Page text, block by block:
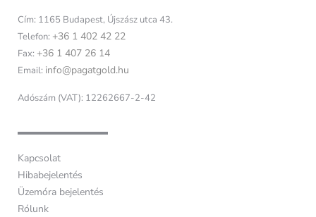
Cím: 1165 Budapest, Újszász utca 43.
Telefon: +36 1 402 42 22
Fax: +36 1 407 26 14
Email: info@pagatgold.hu
Adószám (VAT): 12262667-2-42
Kapcsolat
Hibabejelentés
Üzemóra bejelentés
Rólunk